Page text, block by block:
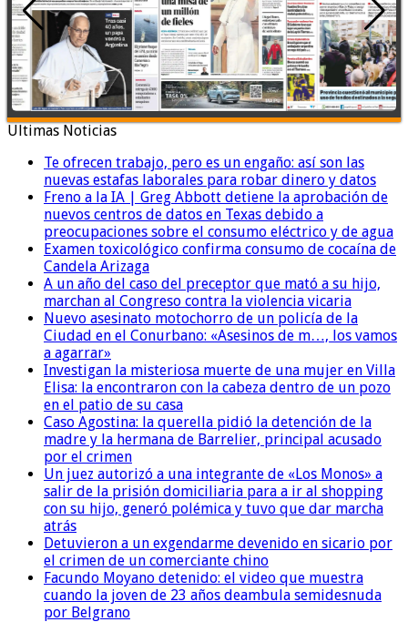
Ultimas Noticias
Te ofrecen trabajo, pero es un engaño: así son las
nuevas estafas laborales para robar dinero y datos
Freno a la IA | Greg Abbott detiene la aprobación de
nuevos centros de datos en Texas debido a
preocupaciones sobre el consumo eléctrico y de agua
Examen toxicológico confirma consumo de cocaína de
Candela Arizaga
A un año del caso del preceptor que mató a su hijo,
marchan al Congreso contra la violencia vicaria
Nuevo asesinato motochorro de un policía de la
Ciudad en el Conurbano: «Asesinos de m…, los vamos
a agarrar»
Investigan la misteriosa muerte de una mujer en Villa
Elisa: la encontraron con la cabeza dentro de un pozo
en el patio de su casa
Caso Agostina: la querella pidió la detención de la
madre y la hermana de Barrelier, principal acusado
por el crimen
Un juez autorizó a una integrante de «Los Monos» a
salir de la prisión domiciliaria para a ir al shopping
con su hijo, generó polémica y tuvo que dar marcha
atrás
Detuvieron a un exgendarme devenido en sicario por
el crimen de un comerciante chino
Facundo Moyano detenido: el video que muestra
cuando la joven de 23 años deambula semidesnuda
por Belgrano